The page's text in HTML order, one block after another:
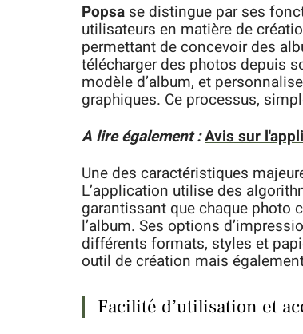
Popsa se distingue par ses
utilisateurs en matière de
permettant de concevoir des
télécharger des photos depuis
modèle d’album, et
graphiques. Ce processus,
A lire également :Avis sur
Une des caractéristiques
L’application utilise des
garantissant que chaque photo
l’album. Ses options
différents formats, styles et
outil de création mais
Facilité d’utilisation et